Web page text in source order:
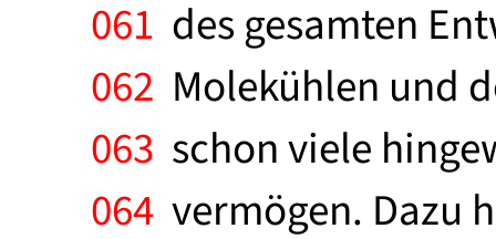
061 des gesamten
062 Molekühlen und
063 schon viele
064 vermögen. Dazu